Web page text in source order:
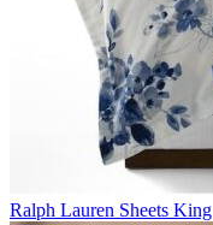
Ralph Lauren Sheets King